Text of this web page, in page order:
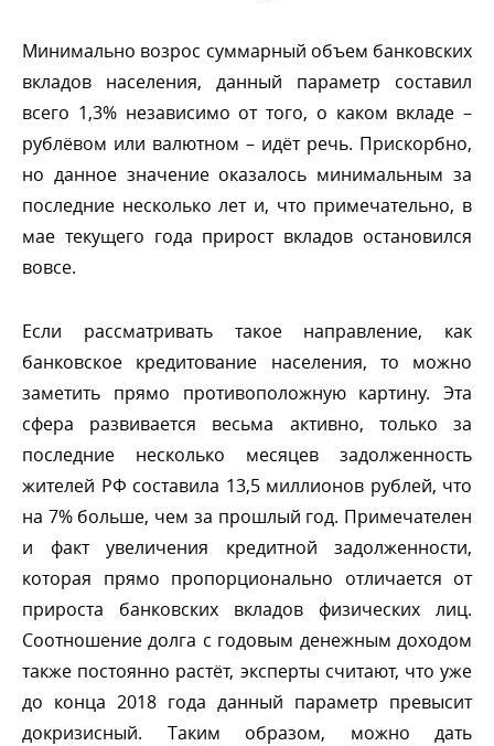
Минимально возрос суммарный объем банковских
кладов населения, данный параметр составил
сего 1,3% независимо от того, о каком вкладе –
рублёвом или валютном – идёт речь. Прискорбно,
но данное значение оказалось минимальным за
последние несколько лет и, что примечательно,
мае текущего года прирост вкладов остановился
овсе.
Если рассматривать такое направление, как
анковское кредитование населения, то можно
заметить прямо противоположную картину. Эта
сфера развивается весьма активно, только за
последние несколько месяцев задолженность
жителей РФ составила 13,5 миллионов рублей, что
на 7% больше, чем за прошлый год. Примечателен
и факт увеличения кредитной задолженности,
которая прямо пропорционально отличается от
прироста банковских вкладов физических лиц.
Соотношение долга с годовым денежным доходом
также постоянно растёт, эксперты считают, что уже
до конца 2018 года данный параметр превысит
докризисный. Таким образом, можно дать